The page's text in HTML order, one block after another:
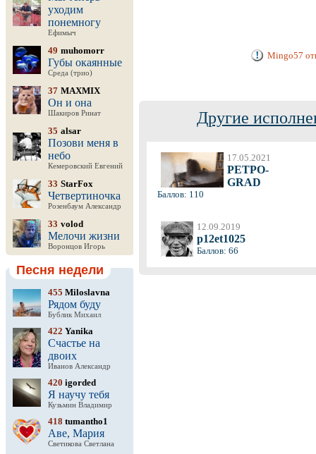
уходим
понемногу
Ефимыч
49 muhomorr
Губы окаянные
Среда (трио)
37 MAXMIX
Он и она
Шакиров Ринат
35 alsar
Позови меня в
небо
Кемеровский Евгений
33 StarFox
Четвертиночка
Розенбаум Александр
33 volod
Мелочи жизни
Воронцов Игорь
Песня недели
455 Miloslavna
Рядом буду
Бублик Михаил
422 Yanika
Счастье на
двоих
Иванов Александр
420 igorded
Я научу тебя
Кузьмин Владимир
418 tumantho1
Аве, Мария
Светикова Светлана
Mingo57
Другие
17.05.2021
PETPO-
GRAD
Баллов: 110
12.09.2019
p12et1025
Баллов: 66